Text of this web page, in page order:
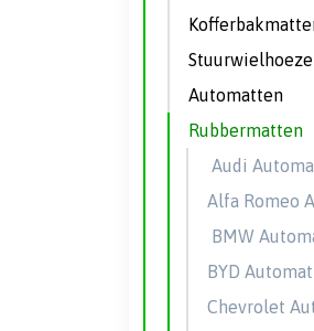
Automatten
Rubbermatten
Audi
Alfa Romeo
BMW
BYD
Chevrolet